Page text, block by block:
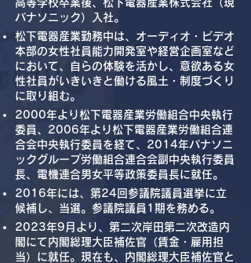
高等学校卒業後、松下電器産業株式会社（現
パナソニック）入社。
松下電器産業勤務中は、オーディオ・ビデオ
本部の女性社員能力開発室や経営企画室など
において、自らの体験を活かし、意欲ある女
性社員がいきいきと働ける風土・制度づくり
に取り組む。
2000年より松下電器産業労働組合中央執行
委員、2006年より松下電器産業労働組合連
合会中央執行委員を経て、2014年パナソニ
ックグループ労働組合連合会副中央執行委員
長、電機連合男女平等政策委員長に就任。
2016年には、第24回参議院議員選挙に立
候補し、当選。参議院議員1期を務める。
2023年9月より、第二次岸田第二次改造内
閣にて内閣総理大臣補佐官（賃金・雇用担
当）に就任。現在も、内閣総理大臣補佐官と